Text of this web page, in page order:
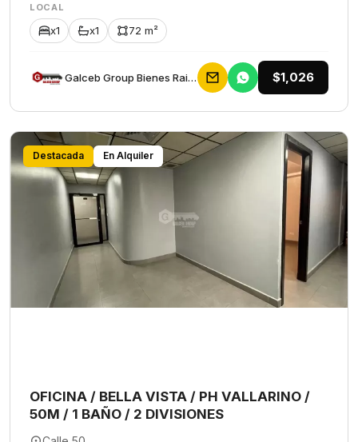
LOCAL
x1 x1 72 m²
Galceb Group Bienes Raices $1,026
Destacada En Alquiler
OFICINA / BELLA VISTA / PH VALLARINO /
50M / 1 BAÑO / 2 DIVISIONES